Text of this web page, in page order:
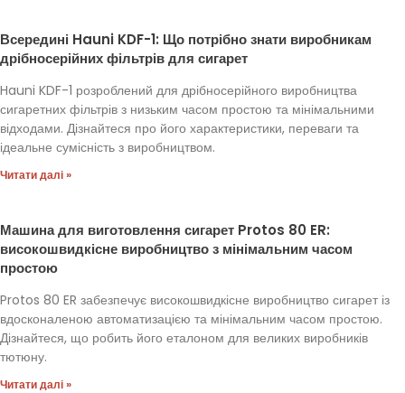
Всередині Hauni KDF-1: Що потрібно знати виробникам
дрібносерійних фільтрів для сигарет
Hauni KDF-1 розроблений для дрібносерійного виробництва
сигаретних фільтрів з низьким часом простою та мінімальними
відходами. Дізнайтеся про його характеристики, переваги та
ідеальне сумісність з виробництвом.
Читати далі »
Машина для виготовлення сигарет Protos 80 ER:
високошвидкісне виробництво з мінімальним часом
простою
Protos 80 ER забезпечує високошвидкісне виробництво сигарет із
вдосконаленою автоматизацією та мінімальним часом простою.
Дізнайтеся, що робить його еталоном для великих виробників
тютюну.
Читати далі »